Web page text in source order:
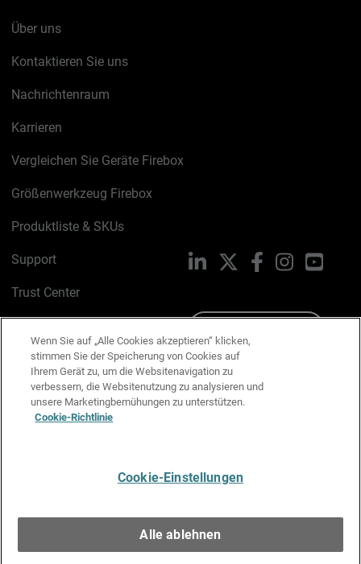
Über uns
Kontaktieren Sie uns
Nachrichtenraum
Karrieren
Vergleichen Sie Geräte Firebox
Größenwerkzeug Firebox
Produktliste & SKUs
Support
Trust Center
Cookie-Richtlinie
Datenschutzrichtlinie
Media & Brand Kit
LinkedIn FacebookInstagram
Wenn Sie auf „Alle Cookies akzeptieren“ klicken,
stimmen Sie der Speicherung von Cookies auf
Ihrem Gerät zu, um die Websitenavigation zu
verbessern, die Websitenutzung zu analysieren und
unsere Marketingbemühungen zu unterstützen.
Cookie-Richtlinie
Cookie-Einstellungen
Alle ablehnen